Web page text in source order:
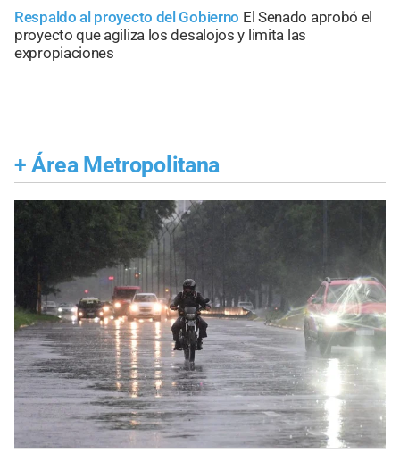
Respaldo al proyecto del Gobierno El Senado aprobó el
proyecto que agiliza los desalojos y limita las
expropiaciones
+ Área Metropolitana